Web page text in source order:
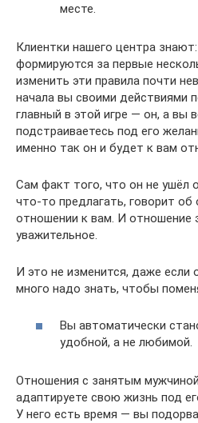
месте.
Клиентки нашего центра
формируются за первые
изменить эти правила почти
начала вы своими действиями
главный в этой игре — он, а вы
подстраиваетесь под его
именно так он и будет к вам
Сам факт того, что он не ушёл
что-то предлагать, говорит об
отношении к вам. И отношение
уважительное.
И это не изменится, даже если
много надо знать, чтобы
Вы автоматически
удобной, а не любимой.
Отношения с занятым
адаптируете свою жизнь под
У него есть время — вы